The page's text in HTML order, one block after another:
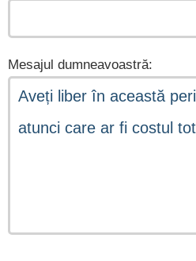
Mesajul dumneavoastră: